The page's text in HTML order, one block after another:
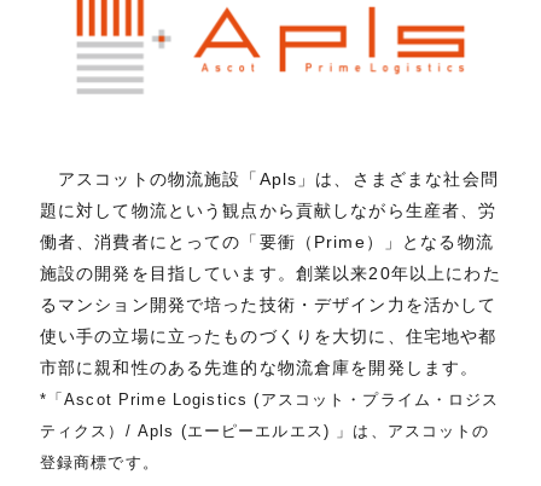
アスコットの物流施設「Apls」は、さまざまな社会問
題に対して物流という観点から貢献しながら生産者、労
働者、消費者にとっての「要衝（Prime）」となる物流
施設の開発を目指しています。創業以来20年以上にわた
るマンション開発で培った技術・デザイン力を活かして
使い手の立場に立ったものづくりを大切に、住宅地や都
市部に親和性のある先進的な物流倉庫を開発します。
*「Ascot Prime Logistics (アスコット・プライム・ロジス
ティクス）/ Apls (エーピーエルエス) 」は、アスコットの
登録商標です。